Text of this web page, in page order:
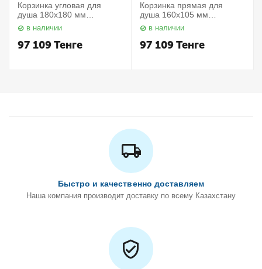
Корзинка угловая для
душа 180х180 мм
Elegance 11657010000
Keuco
в наличии
97 109Тенге
Корзинка прямая для
душа 160х105 мм
Elegance 11658010000
Keuco
в наличии
97 109Тенге
Быстро и качественно доставляем
Наша компания производит доставку по всему Казахстану